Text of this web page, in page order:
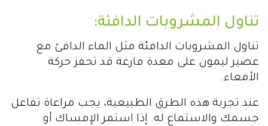
تناول المشروبات الدافئة:
تناول المشروبات الدافئة مثل الماء الدافئ مع
عصير ليمون على معدة فارغة قد تحفز حركة
الأمعاء.
عند تجربة هذه الطرق الطبيعية، يجب مراعاة تفاعل
جسمك والاستماع له. إذا استمر الإمساك أو